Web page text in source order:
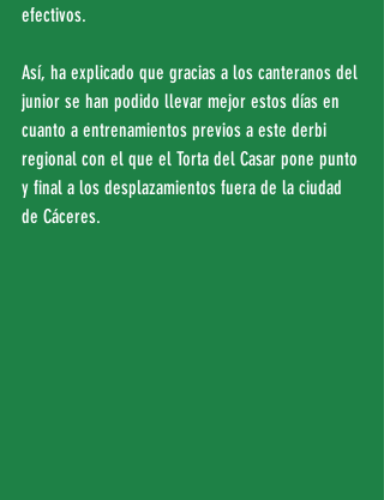
efectivos.
Así, ha explicado que gracias a los canteranos del
junior se han podido llevar mejor estos días en
cuanto a entrenamientos previos a este derbi
regional con el que el Torta del Casar pone punto
y final a los desplazamientos fuera de la ciudad
de Cáceres.